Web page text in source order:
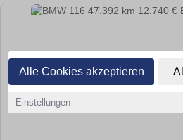
Alle Cookies akzeptieren
Einstellungen